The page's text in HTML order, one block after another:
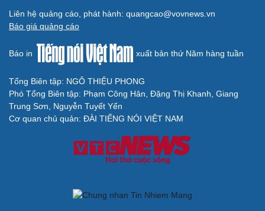
Liên hệ quảng cáo, phát hành: quangcao@vovnews.vn
Báo giá quảng cáo
Báo in xuất bản thứ Năm hàng tuần
Tổng Biên tập: NGÔ THIỆU PHONG
Phó Tổng Biên tập: Phạm Công Hân, Đặng Thị Khanh, Giang
Trung Sơn, Nguyễn Tuyết Yến
Cơ quan chủ quản: ĐÀI TIẾNG NÓI VIỆT NAM